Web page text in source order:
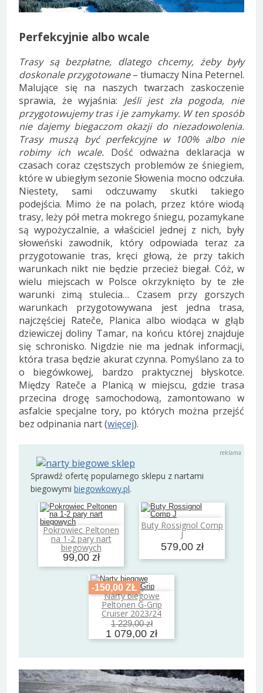
Perfekcyjnie albo wcale
Trasy są bezpłatne, dlatego chcemy, żeby były
doskonale przygotowane– tłumaczy Nina Peternel.
Malujące się na naszych twarzach zaskoczenie
sprawia, że wyjaśnia: Jeśli jest zła pogoda, nie
przygotowujemy tras i je zamykamy. W ten sposób
nie dajemy biegaczom okazji do niezadowolenia.
Trasy muszą być perfekcyjne w 100% albo nie
robimy ich wcale. Dość odważna deklaracja w
czasach coraz częstszych problemów ze śniegiem,
które w ubiegłym sezonie Słowenia mocno odczuła.
Niestety, sami odczuwamy skutki takiego
podejścia. Mimo że na polach, przez które wiodą
trasy, leży pół metra mokrego śniegu, pozamykane
są wypożyczalnie, a właściciel jednej z nich, były
słoweński zawodnik, który odpowiada teraz za
przygotowanie tras, kręci głową, że przy takich
warunkach nikt nie będzie przecież biegał. Cóż, w
wielu miejscach w Polsce okrzyknięto by te złe
warunki zimą stulecia… Czasem przy gorszych
warunkach przygotowywana jest jedna trasa,
najczęściej Rateče, Planica albo wiodąca w głąb
dziewiczej doliny Tamar, na końcu której znajduje
się schronisko. Nigdzie nie ma jednak informacji,
która trasa będzie akurat czynna. Pomyślano za to
o biegówkowej, bardzo praktycznej błyskotce.
Między Rateče a Planicą w miejscu, gdzie trasa
przecina drogę samochodową, zamontowano w
asfalcie specjalne tory, po których można przejść
bez odpinania nart (więcej).
Sprawdź ofertę popularnego sklepu z nartami
biegowymi biegowkowy.pl.
Pokrowiec Peltonen
na 1-2 pary nart
biegowych
99,00 zł
Dodaj do koszyka
Buty Rossignol Comp
J
579,00 zł
Dodaj do koszyka
-150,00 ZŁ
Narty biegowe
Peltonen G-Grip
Cruiser 2023/24
1 229,00 zł
1 079,00 zł
Dodaj do koszyka